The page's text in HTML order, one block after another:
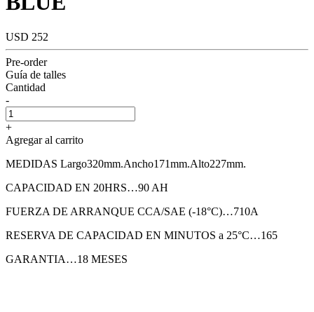
USD 252
Pre-order
Guía de talles
Cantidad
-
+
Agregar al carrito
MEDIDAS Largo320mm.Ancho171mm.Alto227mm.
CAPACIDAD EN 20HRS…90 AH
FUERZA DE ARRANQUE CCA/SAE (-18°C)…710A
RESERVA DE CAPACIDAD EN MINUTOS a 25°C…165
GARANTIA…18 MESES